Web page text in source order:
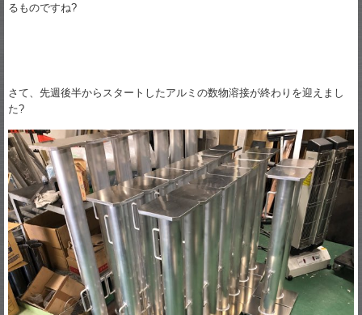
るものですね?
さて、先週後半からスタートしたアルミの数物溶接が終わりを迎えまし
た?